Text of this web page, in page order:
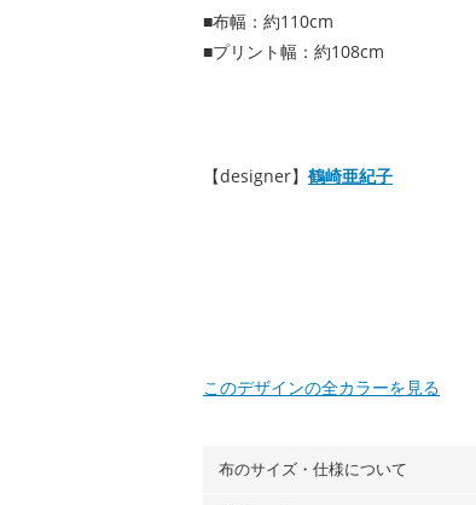
■布幅：約110cm
■プリント幅：約108cm
【designer】 鶴崎亜紀子
このデザインの全カラーを見る
布のサイズ・仕様について